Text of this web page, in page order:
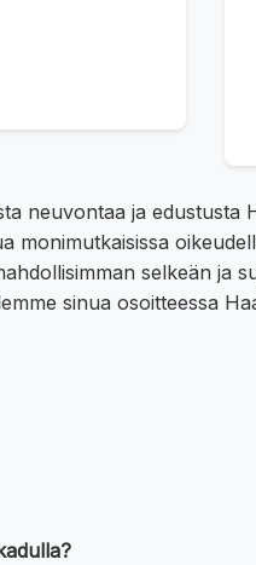
neuvontaa ja edustusta
selkeän ja
sinua osoitteessa